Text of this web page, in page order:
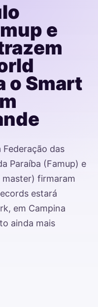
e
o Smart
das
Paraíba (Famup) e
firmaram
estará
em Campina
ainda mais